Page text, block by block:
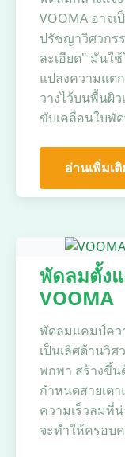
VOOMA อาจ
ปรัชญาวิศวกร
ละเอียด" มันใ
แปลงความแต
วางไว้บนพื้นผิ
ขับเคลื่อนใบพั
อ่านเพิ่มเ
พัดลมตั้งแ
VOOMA
พัดลมแคมป์คว
เป็นเลิศด้านวิศ
พกพา สร้างขึ้น
กำหนดสายเต
ความเร็วลมที่
จะทำให้ครอบ